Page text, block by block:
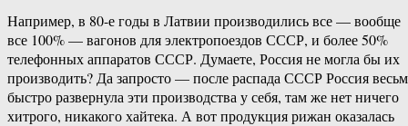
Например, в 80-е годы в Латвии производились все — вообще
все 100% — вагонов для электропоездов СССР, и более 50%
телефонных аппаратов СССР. Думаете, Россия не могла бы их
производить? Да запросто — после распада СССР Россия
быстро развернула эти производства у себя, там же нет ничего
хитрого, никакого хайтека. А вот продукция рижан оказалась